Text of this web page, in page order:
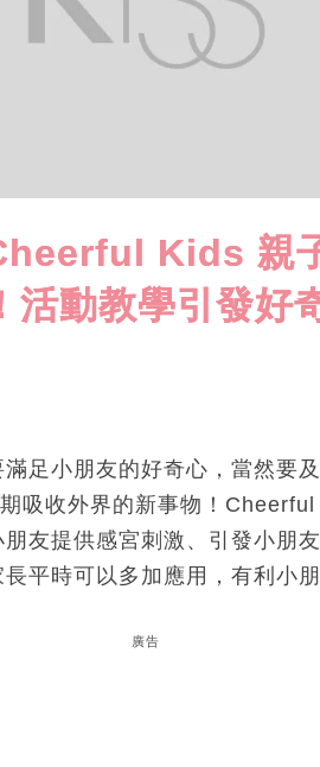
Kids
動教學引發好
足小朋友的好奇心，當然要
吸收外界的新事物！
友提供感宮刺激、引發小朋
平時可以多加應用，有利小
廣告